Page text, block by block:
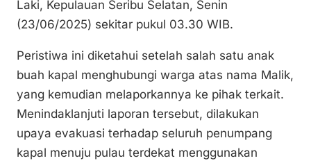
n
k
o
o
k
p
Laki, Kepulauan Seribu Selatan, Senin
(23/06/2025) sekitar pukul 03.30 WIB.
Peristiwa ini diketahui setelah salah satu anak
buah kapal menghubungi warga atas nama Malik,
yang kemudian melaporkannya ke pihak terkait.
Menindaklanjuti laporan tersebut, dilakukan
upaya evakuasi terhadap seluruh penumpang
kapal menuju pulau terdekat menggunakan